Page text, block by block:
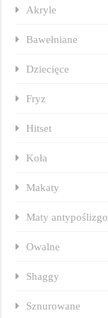
Akryle
Bawełniane
Dziecięce
Fryz
Hitset
Koła
Makaty
Maty
Owalne
Shaggy
Sznurowane